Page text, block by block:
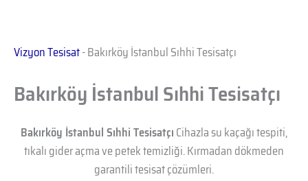
Vizyon Tesisat-Bakırköy İstanbul Sıhhi Tesisatçı
Bakırköy İstanbul Sıhhi Tesisatçı
Bakırköy İstanbul Sıhhi TesisatçıCihazla su kaçağı tespiti,
tıkalı gider açma ve petek temizliği. Kırmadan dökmeden
garantili tesisat çözümleri.